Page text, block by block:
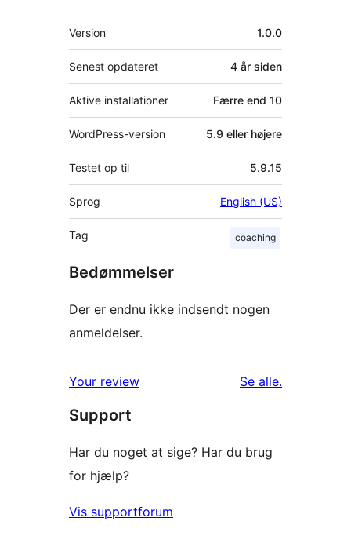
Meta
Version 1.0.0
Senest opdateret 4 år siden
Aktive installationer Færre end 10
WordPress-version 5.9 eller højere
Testet op til 5.9.15
Sprog English (US)
Tag coaching
Bedømmelser
Der er endnu ikke indsendt nogen
anmeldelser.
Your review Se alleanmeldelser
.
Support
Har du noget at sige? Har du brug
for hjælp?
Vis supportforum